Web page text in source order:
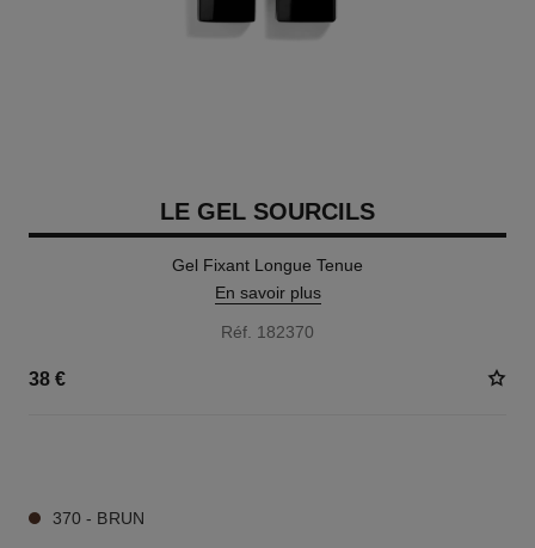
LE GEL SOURCILS
Gel Fixant Longue Tenue
En savoir plus
Réf. 182370
38 €
370 - BRUN